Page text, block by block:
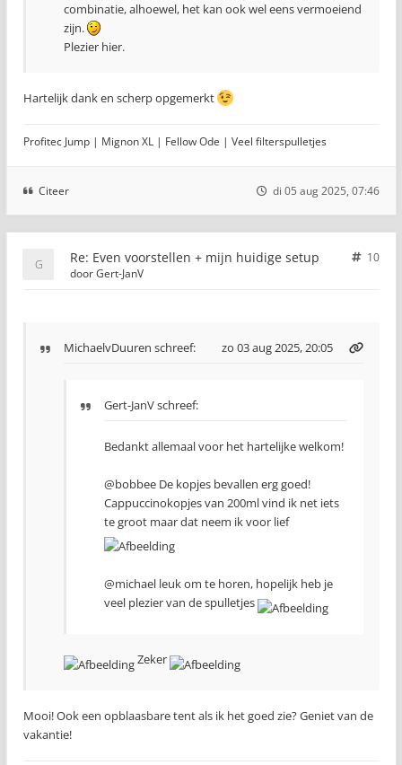
combinatie, alhoewel, het kan ook wel eens vermoeiend
zijn.
Plezier hier.
Hartelijk dank en scherp opgemerkt
Profitec Jump | Mignon XL | Fellow Ode | Veel filterspulletjes
Citeer di 05 aug 2025, 07:46
Re: Even voorstellen + mijn huidige setup
10
doorGert-JanV
MichaelvDuuren schreef: zo 03 aug 2025, 20:05
Gert-JanV schreef:
Bedankt allemaal voor het hartelijke welkom!
@bobbee De kopjes bevallen erg goed!
Cappuccinokopjes van 200ml vind ik net iets
te groot maar dat neem ik voor lief
@michael leuk om te horen, hopelijk heb je
veel plezier van de spulletjes
Zeker
Mooi! Ook een opblaasbare tent als ik het goed zie? Geniet van de
vakantie!